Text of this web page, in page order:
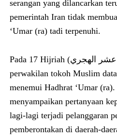
serangan yang dilancarkan
pemerintah Iran tidak
‘Umar (ra) tadi terpenuhi.
Pada 17 Hijriah (السابع عشر الهجري), beberapa
perwakilan tokoh Muslim
menemui Hadhrat ‘Umar
menyampaikan pertanyaan
lagi-lagi terjadi pelanggaran
pemberontakan di daerah-